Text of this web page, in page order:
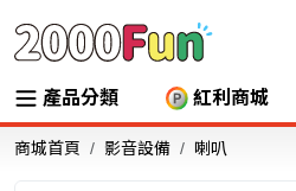
產品分類 紅利商城
商城首頁 影音設備 喇叭